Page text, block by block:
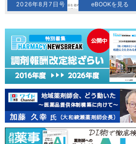
2026年8月7日号 eBOOKを見る